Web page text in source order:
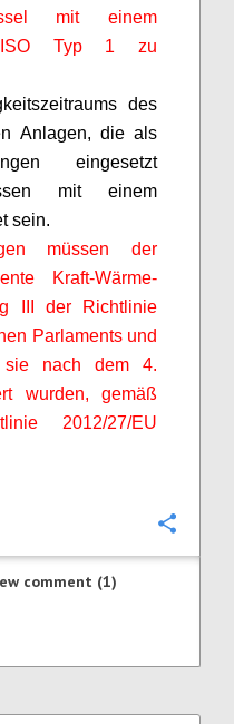
mit einem
ISO Typ 1 zu
des
Anlagen, die als
eingesetzt
mit einem
sein.
müssen der
Kraft-Wärme-
III der Richtlinie
Parlaments und
nach dem 4.
wurden, gemäß
2012/27/EU
comment (1)